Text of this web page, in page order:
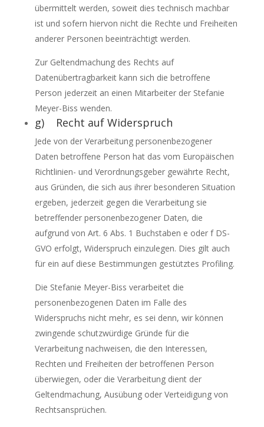
übermittelt werden, soweit dies technisch machbar
ist und sofern hiervon nicht die Rechte und Freiheiten
anderer Personen beeinträchtigt werden.
Zur Geltendmachung des Rechts auf
Datenübertragbarkeit kann sich die betroffene
Person jederzeit an einen Mitarbeiter der Stefanie
Meyer-Biss wenden.
g) Recht auf Widerspruch
Jede von der Verarbeitung personenbezogener
Daten betroffene Person hat das vom Europäischen
Richtlinien- und Verordnungsgeber gewährte Recht,
aus Gründen, die sich aus ihrer besonderen Situation
ergeben, jederzeit gegen die Verarbeitung sie
betreffender personenbezogener Daten, die
aufgrund von Art. 6 Abs. 1 Buchstaben e oder f DS-
GVO erfolgt, Widerspruch einzulegen. Dies gilt auch
für ein auf diese Bestimmungen gestütztes Profiling.
Die Stefanie Meyer-Biss verarbeitet die
personenbezogenen Daten im Falle des
Widerspruchs nicht mehr, es sei denn, wir können
zwingende schutzwürdige Gründe für die
Verarbeitung nachweisen, die den Interessen,
Rechten und Freiheiten der betroffenen Person
überwiegen, oder die Verarbeitung dient der
Geltendmachung, Ausübung oder Verteidigung von
Rechtsansprüchen.